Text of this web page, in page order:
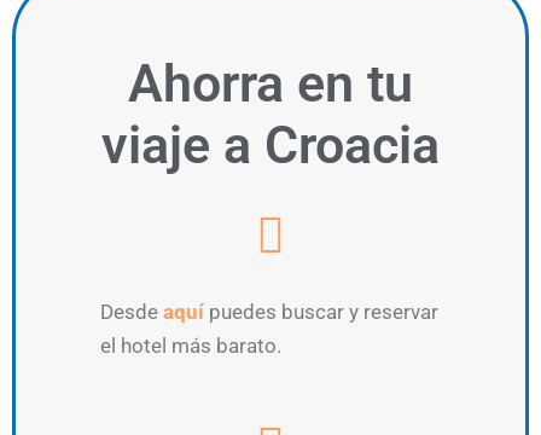
Ahorra en tu
viaje a Croacia
Desde aquí puedes buscar y reservar
el hotel más barato.